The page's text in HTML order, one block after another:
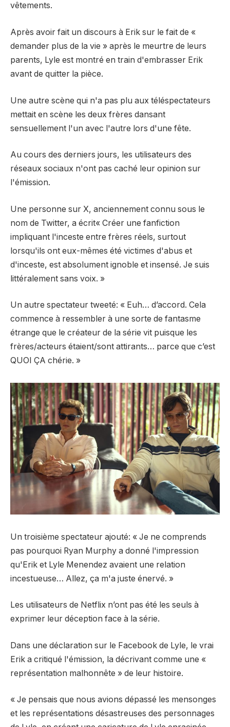
vêtements.
Après avoir fait un discours à Erik sur le fait de «
demander plus de la vie » après le meurtre de leurs
parents, Lyle est montré en train d'embrasser Erik
avant de quitter la pièce.
Une autre scène qui n'a pas plu aux téléspectateurs
mettait en scène les deux frères dansant
sensuellement l'un avec l'autre lors d'une fête.
Au cours des derniers jours, les utilisateurs des
réseaux sociaux n'ont pas caché leur opinion sur
l'émission.
Une personne sur X, anciennement connu sous le
nom de Twitter, a écrit« Créer une fanfiction
impliquant l'inceste entre frères réels, surtout
lorsqu'ils ont eux-mêmes été victimes d'abus et
d'inceste, est absolument ignoble et insensé. Je suis
littéralement sans voix. »
Un autre spectateur tweeté: « Euh… d’accord. Cela
commence à ressembler à une sorte de fantasme
étrange que le créateur de la série vit puisque les
frères/acteurs étaient/sont attirants… parce que c’est
QUOI ÇA chérie. »
Un troisième spectateur ajouté: « Je ne comprends
pas pourquoi Ryan Murphy a donné l'impression
qu'Erik et Lyle Menendez avaient une relation
incestueuse… Allez, ça m'a juste énervé. »
Les utilisateurs de Netflix n’ont pas été les seuls à
exprimer leur déception face à la série.
Dans une déclaration sur le Facebook de Lyle, le vrai
Erik a critiqué l'émission, la décrivant comme une «
représentation malhonnête » de leur histoire.
« Je pensais que nous avions dépassé les mensonges
et les représentations désastreuses des personnages